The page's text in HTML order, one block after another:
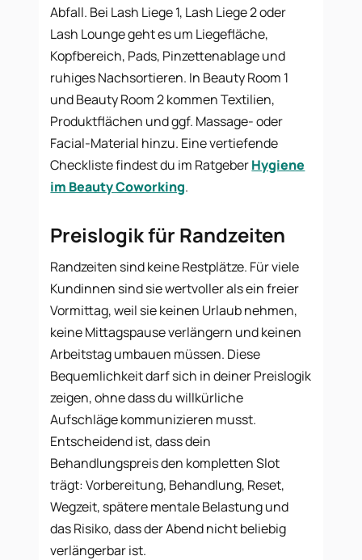
Abfall. Bei Lash Liege 1, Lash Liege 2 oder
Lash Lounge geht es um Liegefläche,
Kopfbereich, Pads, Pinzettenablage und
ruhiges Nachsortieren. In Beauty Room 1
und Beauty Room 2 kommen Textilien,
Produktflächen und ggf. Massage- oder
Facial-Material hinzu. Eine vertiefende
Checkliste findest du im RatgeberHygiene
im Beauty Coworking.
Preislogik für Randzeiten
Randzeiten sind keine Restplätze. Für viele
Kundinnen sind sie wertvoller als ein freier
Vormittag, weil sie keinen Urlaub nehmen,
keine Mittagspause verlängern und keinen
Arbeitstag umbauen müssen. Diese
Bequemlichkeit darf sich in deiner Preislogik
zeigen, ohne dass du willkürliche
Aufschläge kommunizieren musst.
Entscheidend ist, dass dein
Behandlungspreis den kompletten Slot
trägt: Vorbereitung, Behandlung, Reset,
Wegzeit, spätere mentale Belastung und
das Risiko, dass der Abend nicht beliebig
verlängerbar ist.